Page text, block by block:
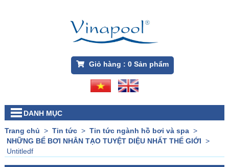
Giỏ hàng : 0Sản phẩm
DANH MỤC
Trang chủ > Tin tức> Tin tức ngành hồ bơi và spa>
NHỮNG BỂ BƠI NHÂN TẠO TUYỆT DIỆU NHẤT THẾ GIỚI >
Untitledf